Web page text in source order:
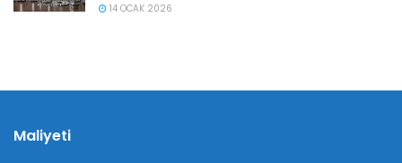
14 OCAK 2026
Maliyeti